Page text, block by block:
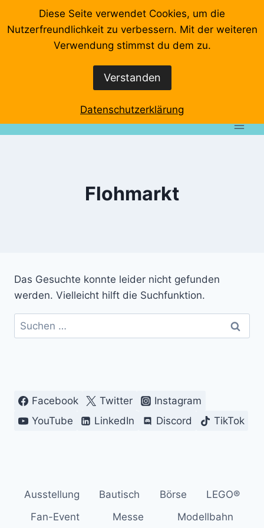
Inhalt
Startseite Videos Veranstaltungen Interviews
Event-Rundgänge
Flohmarkt
Das Gesuchte konnte leider nicht gefunden
werden. Vielleicht hilft die Suchfunktion.
Suchen
nach:
Facebook Twitter
Instagram
YouTube
LinkedIn Discord TikTok
Ausstellung Bautisch Börse
LEGO®
Fan-Event
Messe Modellbahn
Diese Seite verwendet Cookies, um die
Nutzerfreundlichkeit zu verbessern. Mit der weiteren
Verwendung stimmst du dem zu.
Verstanden
Datenschutzerklärung